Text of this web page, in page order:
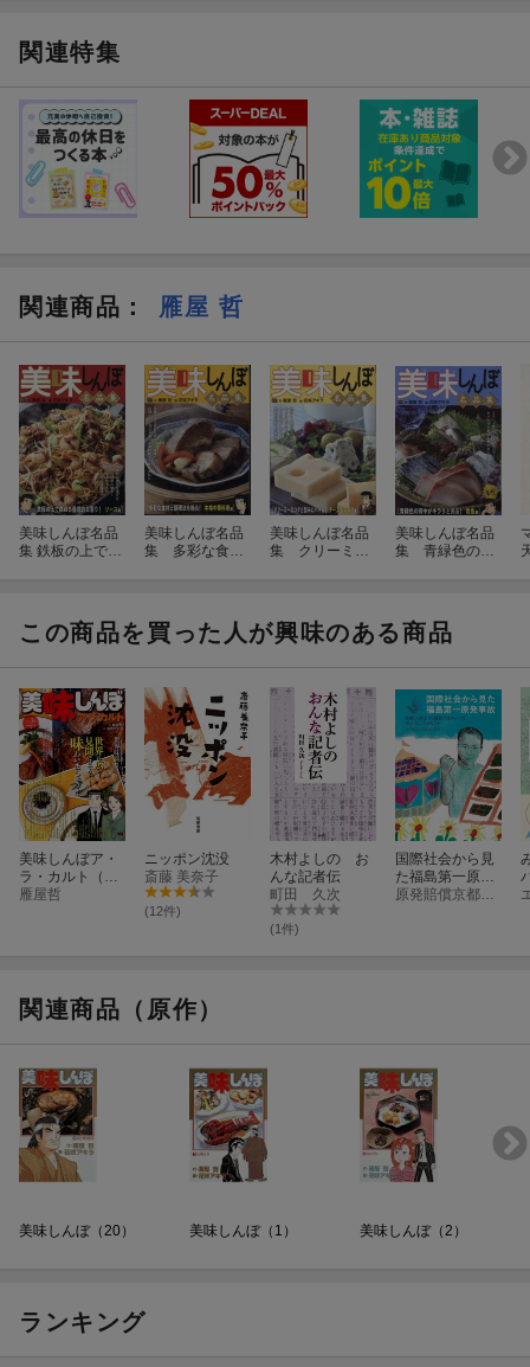
関連特集
関連商品 ： 雁屋 哲
美味しんぼ名品
集 鉄板の上で跳
美味しんぼ名品
集 多彩な食材
美味しんぼ名品
集 クリーミー
美味しんぼ名品
集 青緑色の背
この商品を買った人が興味のある商品
美味しんぼア・
ラ・カルト（20
18年3月）
雁屋哲
ニッポン沈没
斎藤 美奈子
(12件)
木村よしの お
んな記者伝
町田 久次
(1件)
国際社会から見
た福島第一原発
事故
関連商品（原作）
美味しんぼ（20） 美味しんぼ（1） 美味しんぼ（2）
ランキング